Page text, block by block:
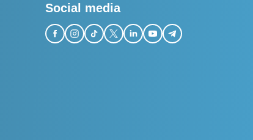
Social media